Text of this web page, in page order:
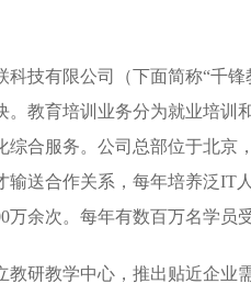
科技有限公司（下面简称“千
。教育培训业务分为就业培
综合服务。公司总部位于北京
输送合作关系，每年培养泛IT
万余次。每年有数百万名学
教研教学中心，推出贴近企业